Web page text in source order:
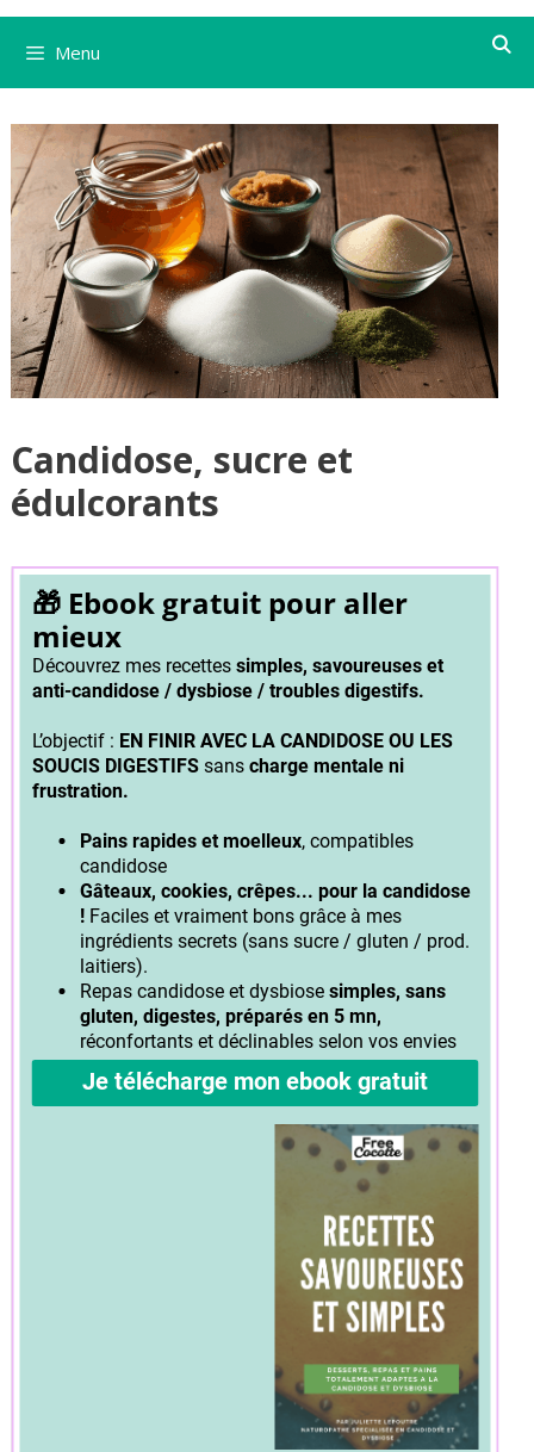
Menu
Candidose, sucre et
édulcorants